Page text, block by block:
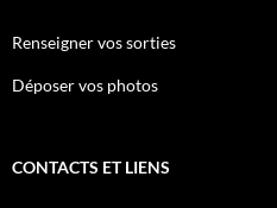
Renseigner vos sorties
Déposer vos photos
CONTACTS ET LIENS